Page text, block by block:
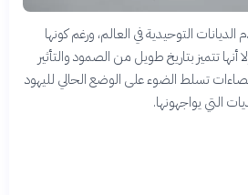
التوحيدية في العالم، ورغم كونها
أنها تتميز بتاريخ طويل من الصمود والتأثير
تسلط الضوء على الوضع الحالي لليهود
التي يواجهونها.